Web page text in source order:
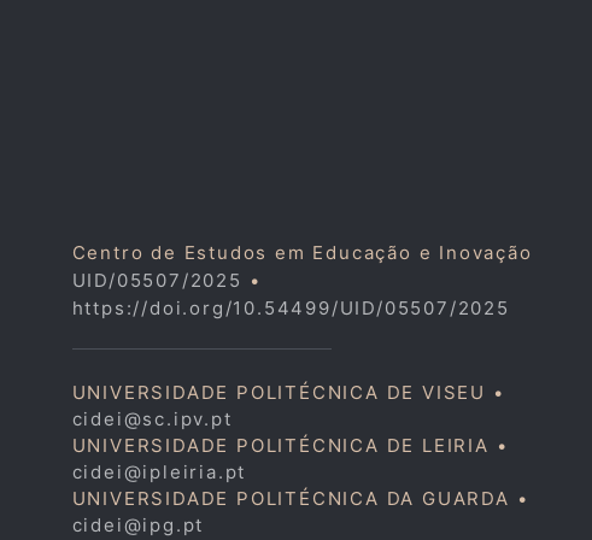
Centro de Estudos em Educação e Inovação
UID/05507/2025 •
https://doi.org/10.54499/UID/05507/2025
UNIVERSIDADE POLITÉCNICA DE VISEU •
cidei@sc.ipv.pt
UNIVERSIDADE POLITÉCNICA DE LEIRIA •
cidei@ipleiria.pt
UNIVERSIDADE POLITÉCNICA DA GUARDA •
cidei@ipg.pt